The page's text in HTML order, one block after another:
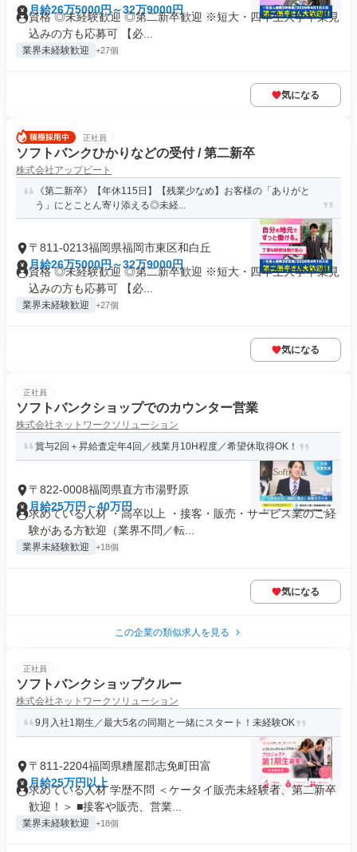
月給26万5000円～32万9000円
資格 ◎未経験歓迎 ◎第二新卒歓迎 ※短大・四年生大学卒業見
込みの方も応募可 【必...
業界未経験歓迎 +27個
気になる
正社員
ソフトバンクひかりなどの受付 / 第二新卒
株式会社アップビート
《第二新卒》【年休115日】【残業少なめ】お客様の「ありがと
う」にとことん寄り添える◎未経...
〒811-0213福岡県福岡市東区和白丘
月給26万5000円～32万9000円
資格 ◎未経験歓迎 ◎第二新卒歓迎 ※短大・四年生大学卒業見
込みの方も応募可 【必...
業界未経験歓迎 +27個
気になる
正社員
ソフトバンクショップでのカウンター営業
株式会社ネットワークソリューション
賞与2回＋昇給査定年4回／残業月10H程度／希望休取得OK！
〒822-0008福岡県直方市湯野原
月給25万円～40万円
求めている人材 ・高卒以上 ・接客・販売・サービス業のご経
験がある方歓迎（業界不問／転...
業界未経験歓迎 +18個
気になる
この企業の類似求人を見る
正社員
ソフトバンクショップクルー
株式会社ネットワークソリューション
9月入社1期生／最大5名の同期と一緒にスタート！未経験OK
〒811-2204福岡県糟屋郡志免町田富
月給25万円以上
求めている人材 学歴不問 ＜ケータイ販売未経験者、第二新卒
歓迎！＞ ■接客や販売、営業...
業界未経験歓迎 +18個